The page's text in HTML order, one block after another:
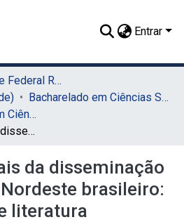
Entrar
01. Universidade Federal Rural de Pernambuco - UFRPE (Sede)
Bacharelado em Ciências Sociais (Sede)
TCC - Bacharelado em Ciências Sociais (Sede)
Aspectos sociais da disseminação do suicídio no Nordeste brasileiro: uma revisão de literatura
da disseminação
brasileiro:
literatura